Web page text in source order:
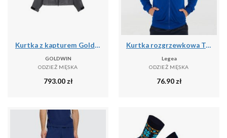
Kurtka z kapturem Goldwin Tonalith
GOLDWIN
ODZIEŻ MĘSKA
793.00zł
Kurtka rozgrzewkowa Turcja niebiesko-biała
Legea
ODZIEŻ MĘSKA
76.90zł